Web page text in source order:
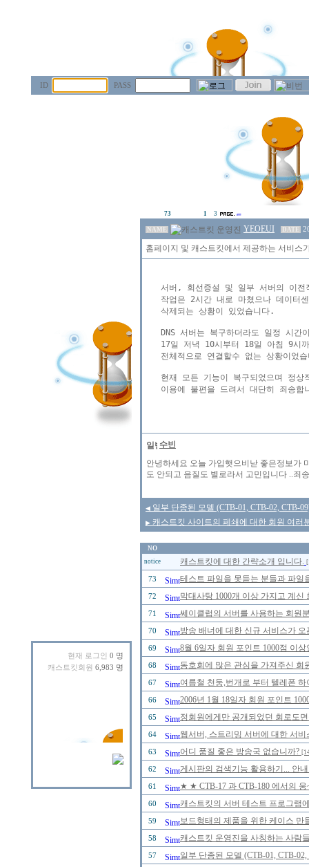
ID PASS
현재 로그인 0 명
캐스트킷회원 6,983 명
73 1 3
NAME YEOEUI DATE
홈페이지 및 캐스트킷에서 제공하는 서비스
서버, 회선증설 및 일부 서버의 이전
작업은 2시간 내로 마쳤으나 데이터
삭제되는 상황이 있었습니다.
DNS 서버는 복구하더라도 일정 시
17일 저녁 10시부터 18일 아침 9시
전체적으로 연결할수 없는 상황이었
현재 모든 기능이 복구되었으며 정
이용에 불편을 드려서 대단히 죄송합
수빈
안녕하세요 오늘 가입햇으비낟 좋은정보가
도 안되고 음질도 별로라서 고민입니다 ..죄
◀ 일부 단종된 모델 (CTB-01, CTB-02, CTB-
▶ 캐스트킷 사이트의 페쇄에 대한 회원 여러
NO
notice
캐스트킷에 대한 간략소개 입니다.
73 테스트 파일을 못듣는 분들과 파
72 막대사탕 1000개 이상 가지고 계
71 쎄이클럽의 서버를 사용하는 회원
70 방송 배너에 대한 신규 서비스가
69 8월 6일자 회원 포인트 1000점 이
68 동호회에 많은 관심을 가져주신
67 여름철 천둥,번개로 부터 텔레폰
66 2006년 1월 18일자 회원 포인트
65 정회원에게만 공개되었던 회로도
64 웹서버, 스트리밍 서버에 대한 서
63 어디 품질 좋은 방송국 없습니까?
62 게시판의 검색기능 활용하기... 안
61 ★ ★ CTB-17 과 CTB-180 에서의
60 캐스트킷의 서버 테스트 프로그램
59 보드형태의 제품을 위한 케이스 만
58 캐스트킷 운영진을 사칭하는 사람
57 일부 단종된 모델 (CTB-01, CTB-